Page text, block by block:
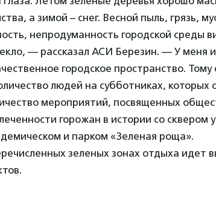
а зимой – снег. Весной пыль, грязь,
непродуманность городской среды
— рассказал АСИ Березин. — У меня
городское пространство. Тому
людей на субботниках, которых
мероприятий, посвященных
горожан в истории со
и парком «Зеленая роща».
зеленых зонах отдыха идет